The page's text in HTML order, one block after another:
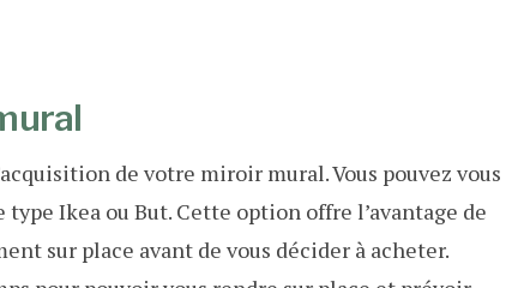
de votre miroir mural. Vous pouvez vous
Ikea ou But. Cette option offre l’avantage de
sur place avant de vous décider à acheter.